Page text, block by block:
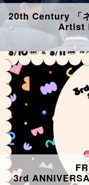
20th Century 「
Artist
3rd